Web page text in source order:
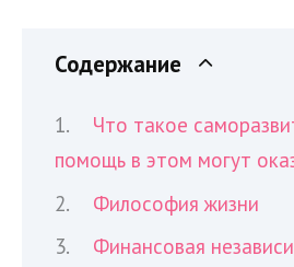
Содержание
Что такое
помощь в этом могут
Философия жизни
Финансовая